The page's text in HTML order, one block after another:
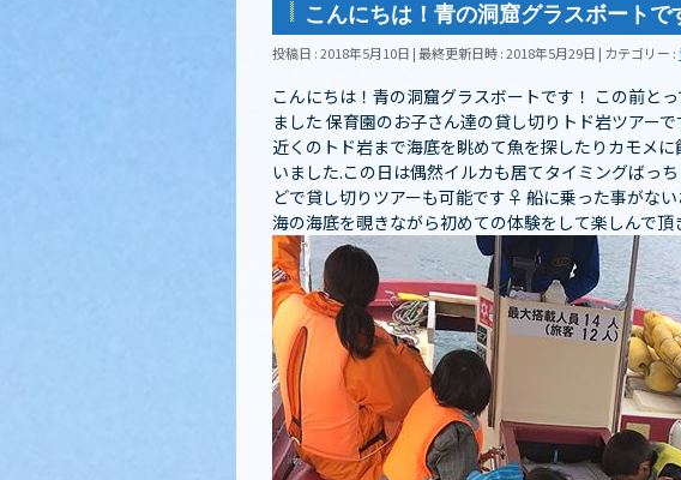
こんにちは︎！青の洞窟グラスボートで
投稿日 : 2018年5月10日 最終更新日時 : 2018年5月29日 カテゴリー :
こんにちは︎！青の洞窟グラスボートです！ この前と
ました 保育園のお子さん達の貸し切りトド岩ツアー
近くのトド岩まで海底を眺めて魚を探したりカモメ
いました️.この日は偶然イルカも居てタイミングばっ
どで貸し切りツアーも可能です‍♀️ 船に乗った事がな
海の海底を覗きながら初めての体験をして楽しんで頂